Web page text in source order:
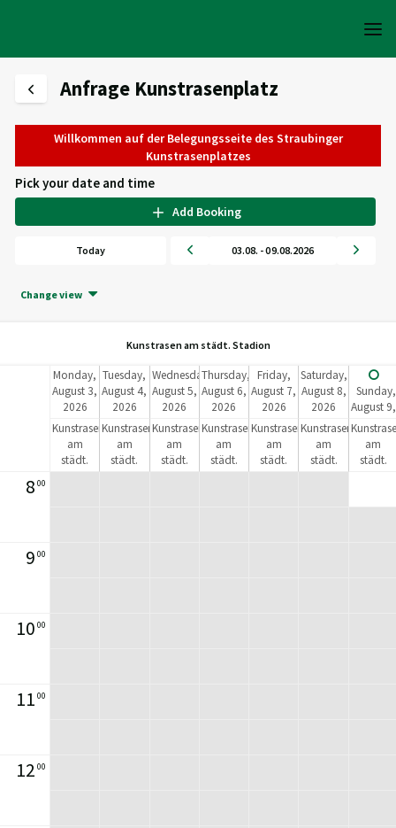
Anfrage Kunstrasenplatz
Willkommen auf der Belegungsseite des Straubinger
Kunstrasenplatzes
Pick your date and time
Add Booking
Today 03.08. - 09.08.2026
Change view
Kunstrasen am städt. Stadion
Monday,
August 3,
2026
Tuesday,
August 4,
2026
Wednesday,
August 5,
2026
Thursday,
August 6,
2026
Friday,
August 7,
2026
Saturday,
August 8,
2026
Sunday,
August 9,
2026
Kunstrasen
am
städt.
Stadion
Kunstrasen
am
städt.
Stadion
Kunstrasen
am
städt.
Stadion
Kunstrasen
am
städt.
Stadion
Kunstrasen
am
städt.
Stadion
Kunstrasen
am
städt.
Stadion
am
städt.
8 00
9 00
10 00
11 00
12 00